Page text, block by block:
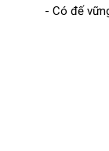
- Có đế